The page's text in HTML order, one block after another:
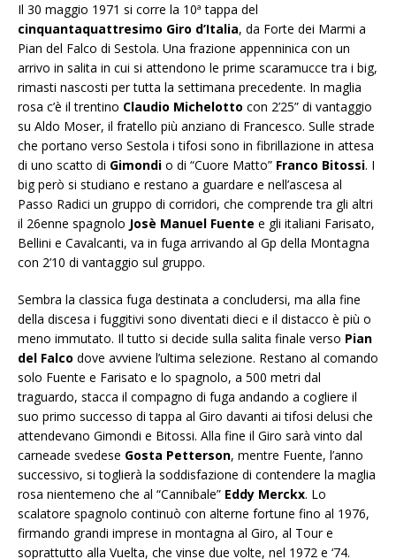
Il 30 maggio 1971 si corre la 10ª tappa del
cinquantaquattresimo Giro d’Italia, da Forte dei Marmi a
Pian del Falco di Sestola. Una frazione appenninica con un
arrivo in salita in cui si attendono le prime scaramucce tra i big,
rimasti nascosti per tutta la settimana precedente. In maglia
rosa c’è il trentino Claudio Michelotto con 2’25” di vantaggio
su Aldo Moser, il fratello più anziano di Francesco. Sulle strade
che portano verso Sestola i tifosi sono in fibrillazione in attesa
di uno scatto di Gimondi o di “Cuore Matto” Franco Bitossi. I
big però si studiano e restano a guardare e nell’ascesa al
Passo Radici un gruppo di corridori, che comprende tra gli altri
il 26enne spagnolo Josè Manuel Fuente e gli italiani Farisato,
Bellini e Cavalcanti, va in fuga arrivando al Gp della Montagna
con 2’10 di vantaggio sul gruppo.
Sembra la classica fuga destinata a concludersi, ma alla fine
della discesa i fuggitivi sono diventati dieci e il distacco è più o
meno immutato. Il tutto si decide sulla salita finale verso Pian
del Falco dove avviene l’ultima selezione. Restano al comando
solo Fuente e Farisato e lo spagnolo, a 500 metri dal
traguardo, stacca il compagno di fuga andando a cogliere il
suo primo successo di tappa al Giro davanti ai tifosi delusi che
attendevano Gimondi e Bitossi. Alla fine il Giro sarà vinto dal
carneade svedese Gosta Petterson, mentre Fuente, l’anno
successivo, si toglierà la soddisfazione di contendere la maglia
rosa nientemeno che al “Cannibale” Eddy Merckx. Lo
scalatore spagnolo continuò con alterne fortune fino al 1976,
firmando grandi imprese in montagna al Giro, al Tour e
soprattutto alla Vuelta, che vinse due volte, nel 1972 e ‘74.